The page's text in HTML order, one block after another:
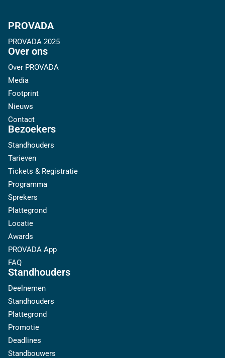
PROVADA
PROVADA 2025
Over ons
Over PROVADA
Media
Footprint
Nieuws
Contact
Bezoekers
Standhouders
Tarieven
Tickets & Registratie
Programma
Sprekers
Plattegrond
Locatie
Awards
PROVADA App
FAQ
Standhouders
Deelnemen
Standhouders
Plattegrond
Promotie
Deadlines
Standbouwers